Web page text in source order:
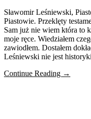
Sławomir Leśniewski,
Piastowie. Przeklęty
Sam już nie wiem która to
moje ręce. Wiedziałem
zawiodłem. Dostałem
Leśniewski nie jest
Continue Reading →